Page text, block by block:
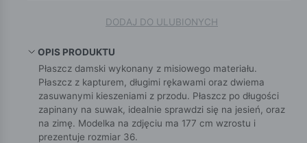
DODAJ DO ULUBIONYCH
OPIS PRODUKTU
Płaszcz damski wykonany z misiowego materiału.
Płaszcz z kapturem, długimi rękawami oraz dwiema
zasuwanymi kieszeniami z przodu. Płaszcz po długości
zapinany na suwak, idealnie sprawdzi się na jesień, oraz
na zimę. Modelka na zdjęciu ma 177 cm wzrostu i
prezentuje rozmiar 36.